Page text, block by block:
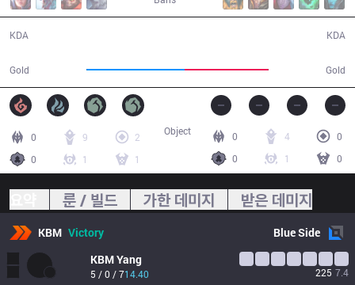
KDA
Gold Gold
KDA
0 9
2
0
1 1
0 4
0
0
1 0
Object
룬 / 빌드 가한 데미지 받은 데미지
KBM Victory BlueSide
KBMYang
5 / 0 / 714.40 225 7.4